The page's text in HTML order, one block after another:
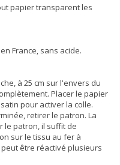
papier transparent les
France, sans acide.
à 25 cm sur l'envers du
Placer le papier
pour activer la colle.
retirer le patron. La
le patron, il suffit de
sur le tissu au fer à
être réactivé plusieurs